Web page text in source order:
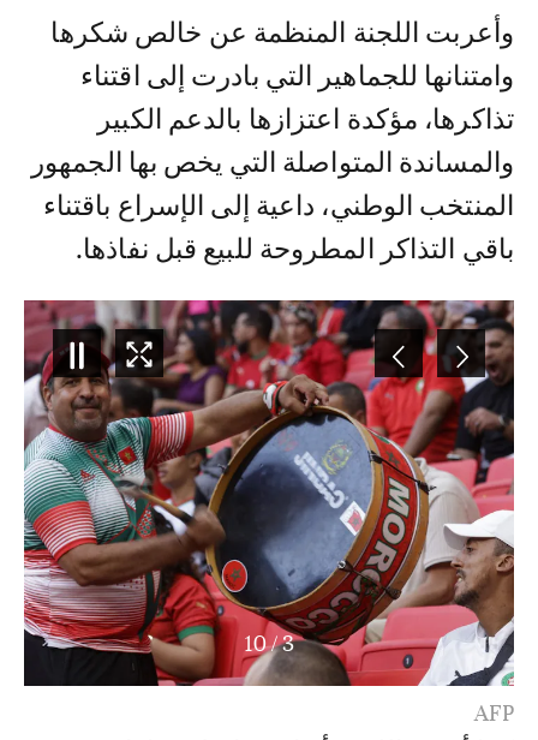
وأعربت اللجنة المنظمة عن خالص شكرها
وامتنانها للجماهير التي بادرت إلى اقتناء
تذاكرها، مؤكدة اعتزازها بالدعم الكبير
والمساندة المتواصلة التي يخص بها الجمهور
المنتخب الوطني، داعية إلى الإسراع باقتناء
باقي التذاكر المطروحة للبيع قبل نفاذها.
3
/
10
AFP